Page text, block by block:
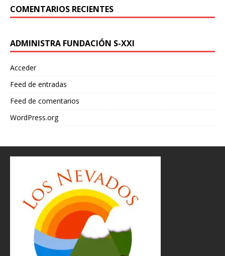
COMENTARIOS RECIENTES
ADMINISTRA FUNDACIÓN S-XXI
Acceder
Feed de entradas
Feed de comentarios
WordPress.org